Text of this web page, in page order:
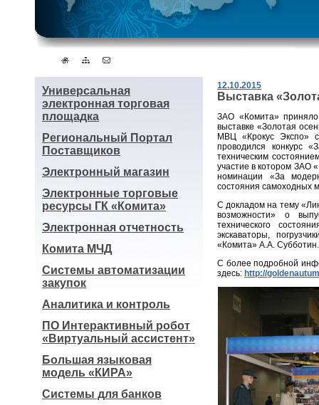
Универсальная
электронная торговая
площадка
Региональный Портал
Поставщиков
Электронный магазин
Электронные торговые
ресурсы ГК «Комита»
Электронная отчетность
Комита МЧД
Системы автоматизации
закупок
Аналитика и контроль
ПО Интерактивный робот
«Виртуальный ассистент»
Большая языковая
модель «КИРА»
Системы для банков
12.10.2015
Выставка
ЗАО «Комита»
выставке «Золотая
МВЦ «Крокус Экспо»
проводился конкурс
техническим
участие в котором ЗАО
номинации «За
состояния самоходных
С докладом на тему
возможности» о
технического
экскаваторы,
«Комита» А.А. Субботин.
С более подробной
здесь: http://